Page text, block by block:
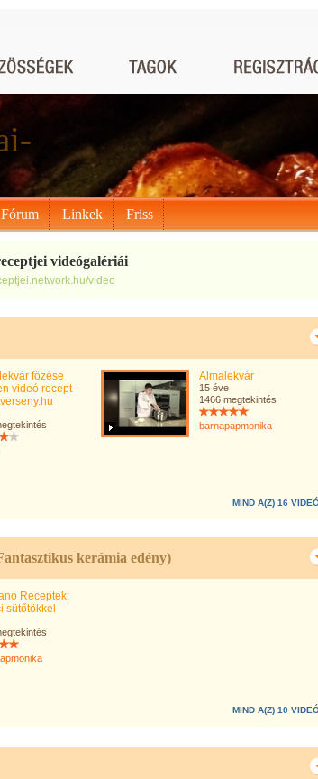
Fórum Linkek Friss
videógalériái
video
főzése
videó recept -
Almalekvár
15 éve
1466 megtekintés
barnapapmonika
MIND A(Z) 16
kerámia edény)
Receptek:
sütőtökkel
MIND A(Z) 10